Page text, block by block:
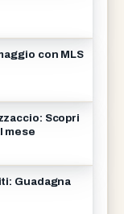
con MLS
Scopri
mese
Guadagna